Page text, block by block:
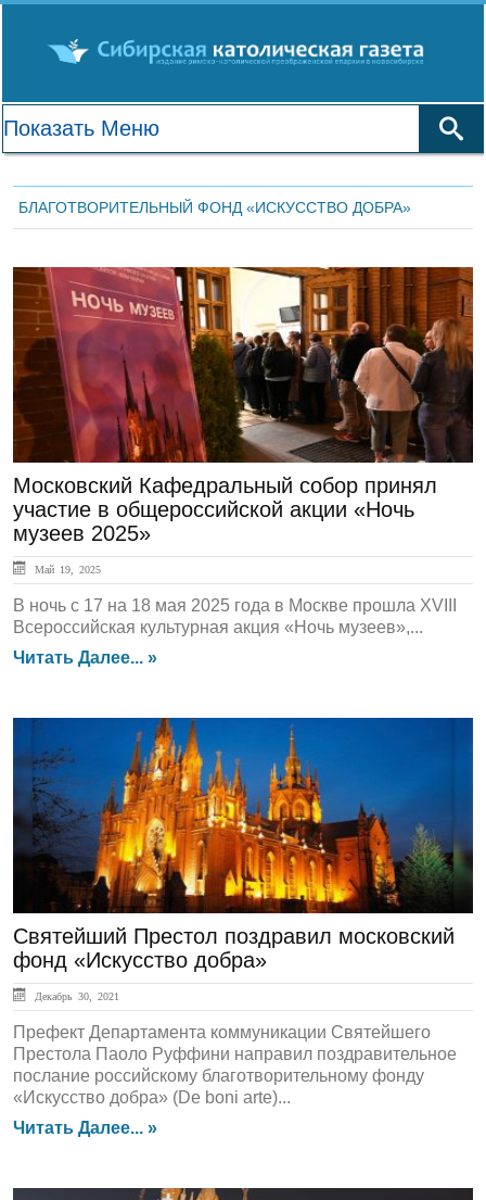
БЛАГОТВОРИТЕЛЬНЫЙ ФОНД «ИСКУССТВО ДОБРА»
ЛЕНТА НОВОСТЕЙ
Московский Кафедральный собор принял
участие в общероссийской акции «Ночь
музеев 2025»
Май 19, 2025
В ночь с 17 на 18 мая 2025 года в Москве прошла XVIII
Всероссийская культурная акция «Ночь музеев»,...
Читать Далее... »
ЛЕНТА НОВОСТЕЙ
Святейший Престол поздравил московский
фонд «Искусство добра»
Декабрь 30, 2021
Префект Департамента коммуникации Святейшего
Престола Паоло Руффини направил поздравительное
послание российскому благотворительному фонду
«Искусство добра» (De boni arte)...
Читать Далее... »